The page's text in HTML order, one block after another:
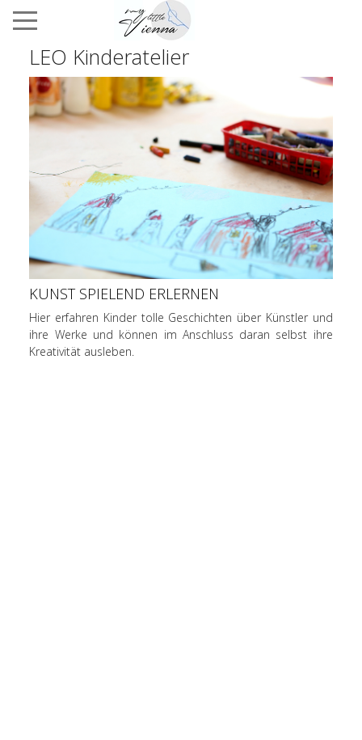
LEO Kinderatelier
KUNST SPIELEND ERLERNEN
Hier erfahren Kinder tolle Geschichten über Künstler und
ihre Werke und können im Anschluss daran selbst ihre
Kreativität ausleben.